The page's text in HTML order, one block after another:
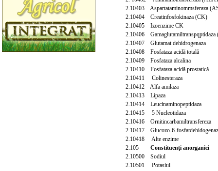
2.10403 Aspartataminotnmsferaza
2.10404 Creatinfosfokinaza (CK)
2.10405 Izoenzime CK
2.10406 Gamaglutamiltranspqptidaza
2.10407 Glutamat dehidrogenaza
2.10408 Fosfataza acidă totală
2.10409 Fosfataza alcalina
2.10410 Fosfataza acidă prostatică
2.10411 Colinesteraza
2.10412 Alfa amilaza
2.10413 Lipaza
2.10414 Leucinaminopeptidaza
2.10415 5 Nucleotidaza
2.10416 Ornitincarbamiltransfereza
2.10417 Glucozo-6-
2.10418 Alte enzime
2.105 Constituenţi anorganici
2.10500 Sodiul
2.10501 Potasiul